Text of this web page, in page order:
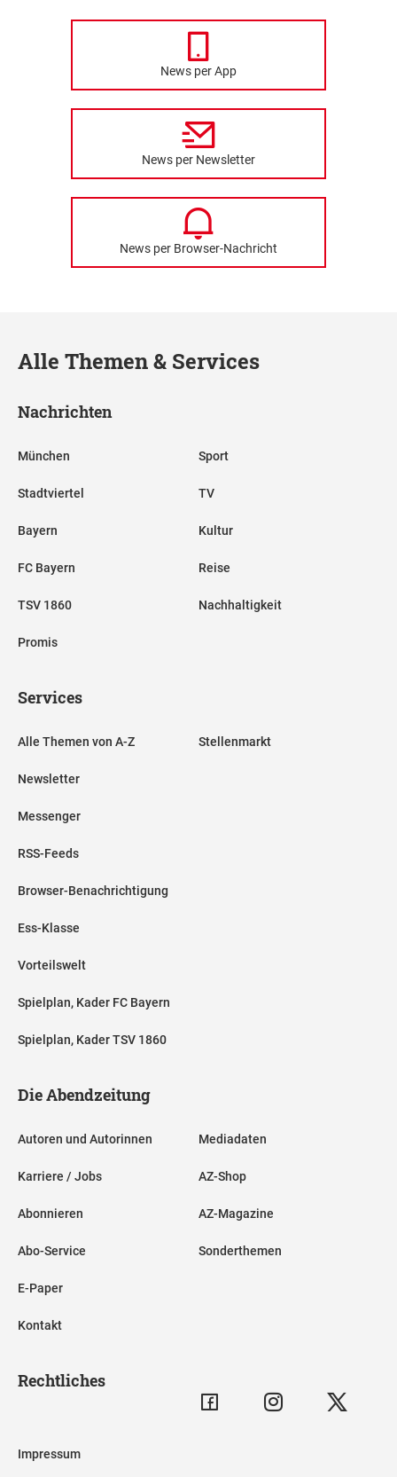
News per App
News per Newsletter
News per Browser-Nachricht
Alle Themen & Services
Nachrichten
München
Stadtviertel
Bayern
FC Bayern
TSV 1860
Promis
Sport
TV
Kultur
Reise
Nachhaltigkeit
Services
Alle Themen von A-Z
Newsletter
Messenger
RSS-Feeds
Browser-Benachrichtigung
Ess-Klasse
Vorteilswelt
Spielplan, Kader FC Bayern
Spielplan, Kader TSV 1860
Stellenmarkt
Die Abendzeitung
Autoren und Autorinnen
Karriere / Jobs
Abonnieren
Abo-Service
E-Paper
Kontakt
Mediadaten
AZ-Shop
AZ-Magazine
Sonderthemen
Rechtliches
Impressum